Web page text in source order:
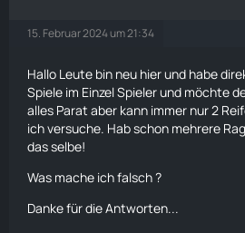
15. Februar 2024 um 21:34
Hallo Leute bin neu hier und habe
Spiele im Einzel Spieler und möchte
alles Parat aber kann immer nur 2
ich versuche. Hab schon mehrere
das selbe!
Was mache ich falsch ?
Danke für die Antworten...